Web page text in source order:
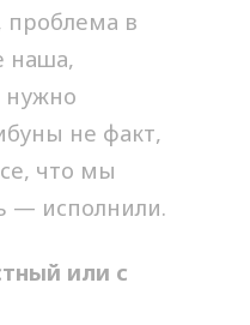
в
наша,
нужно
не факт,
что мы
— исполнили.
или с